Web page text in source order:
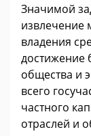
Значимой
извлечение
владения
достижение
общества и
всего
частного
отраслей и